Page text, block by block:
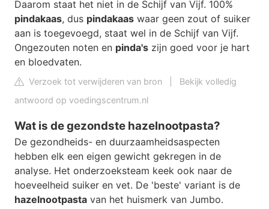
Daarom staat het niet in de Schijf van Vijf. 100%
pindakaas, dus pindakaas waar geen zout of suiker
aan is toegevoegd, staat wel in de Schijf van Vijf.
Ongezouten noten en pinda's zijn goed voor je hart
en bloedvaten.
Verzoek tot verwijderen van bron
Bekijk volledig
antwoord op voedingscentrum.nl
Wat is de gezondste hazelnootpasta?
De gezondheids- en duurzaamheidsaspecten
hebben elk een eigen gewicht gekregen in de
analyse. Het onderzoeksteam keek ook naar de
hoeveelheid suiker en vet. De 'beste' variant is de
hazelnootpasta van het huismerk van Jumbo.